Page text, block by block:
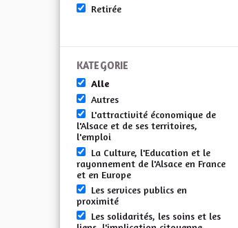
Retirée
KATEGORIE
Alle
Autres
L'attractivité économique de
l'Alsace et de ses territoires,
l'emploi
La Culture, l'Education et le
rayonnement de l'Alsace en France
et en Europe
Les services publics en
proximité
Les solidarités, les soins et les